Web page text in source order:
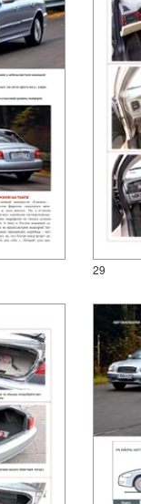
29